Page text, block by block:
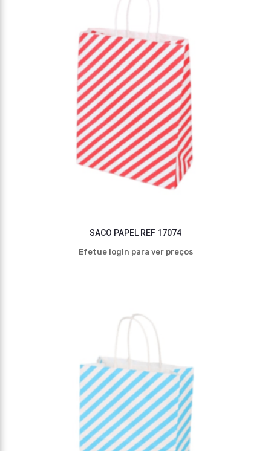
SACO PAPEL REF 17074
Efetue login para ver preços